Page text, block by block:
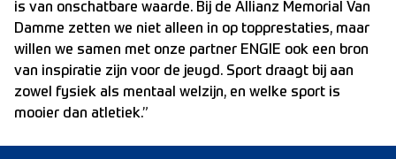
is van onschatbare waarde. Bij de Allianz Memorial Van
Damme zetten we niet alleen in op topprestaties, maar
willen we samen met onze partner ENGIE ook een bron
van inspiratie zijn voor de jeugd. Sport draagt bij aan
zowel fysiek als mentaal welzijn, en welke sport is
mooier dan atletiek.”